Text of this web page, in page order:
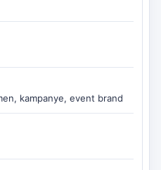
kampanye, event brand